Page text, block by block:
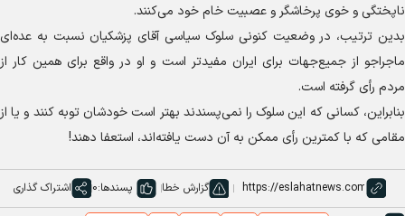
ناپختگی و خوی پرخاشگر و عصبیت خام خود می‌کنند.
بدین ترتیب، در وضعیت کنونی سلوک سیاسی آقای پزشکیان نسبت به عده‌ای
ماجراجو از جمیع‌جهات برای ایران مفیدتر است و او در واقع برای همین کار از
مردم رأی گرفته است.
بنابراین، کسانی که این سلوک را نمی‌پسندند بهتر است خودشان توبه کنند و یا از
مقامی که با کمترین رأی ممکن به آن دست یافته‌اند، استعفا دهند!
گزارش خطا پسندها:0 اشتراک گذاری